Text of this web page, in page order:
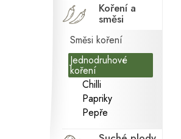
Koření a
směsi
Směsi koření
Jednodruhové
koření
Chilli
Papriky
Pepře